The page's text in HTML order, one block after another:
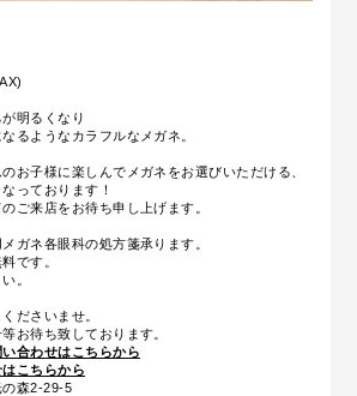
明るくなり
るようなカラフルなメガネ。
お子様に楽しんでメガネをお選びいただける、
っております！
ご来店をお待ち申し上げます。
ガネ各眼科の処方箋承ります。
です。
。
ださいませ。
お待ち致しております。
合わせはこちらから
こちらから
の森2-29-5